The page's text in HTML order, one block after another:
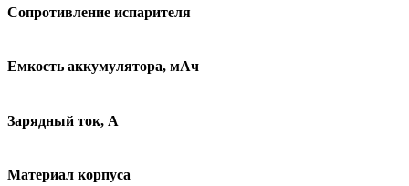
Сопротивление испарителя
Емкость аккумулятора, мАч
Зарядный ток, А
Материал корпуса